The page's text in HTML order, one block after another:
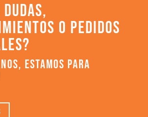
O PEDIDOS
ESTAMOS PARA